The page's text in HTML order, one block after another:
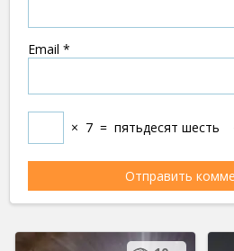
Email *
× 7 = пятьдесят шесть